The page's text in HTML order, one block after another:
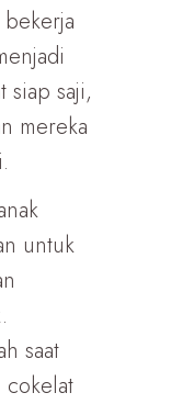
siap saji,
mereka
untuk
saat